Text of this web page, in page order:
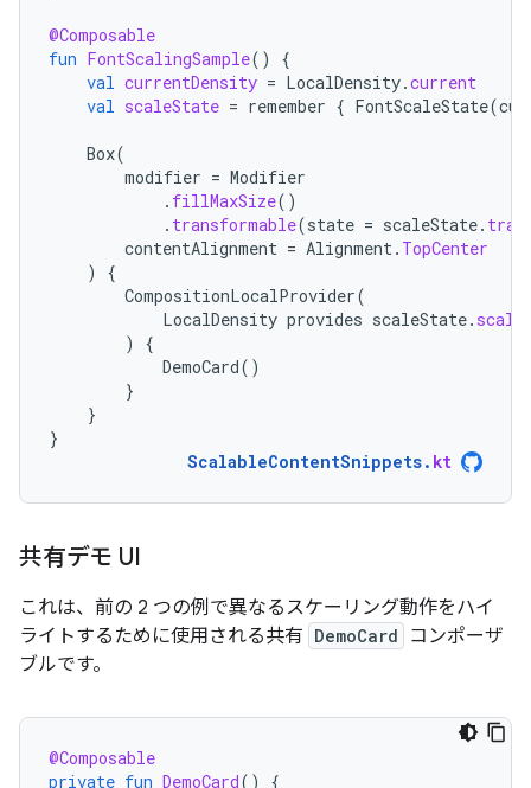
@Composable
fun FontScalingSample()
{
val currentDensity = LocalDensity.current
val scaleState = remember { FontScaleState(
Box(
modifier = Modifier
. fillMaxSize()
. transformable(state = scaleState.
contentAlignment = Alignment. TopCenter
)
{
CompositionLocalProvider(
LocalDensity provides scaleState.
)
{
DemoCard()
}
}
}
ScalableContentSnippets. kt
共有デモ UI
これは、前の 2 つの例で異なるスケーリング動作をハイ
ライトするために使用される共有 DemoCard
コンポーザ
ブルです。
@Composable
private fun DemoCard() {